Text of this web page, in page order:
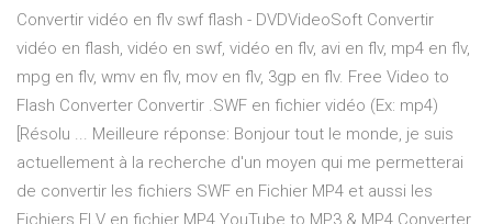
Convertir vidéo en flv swf flash - DVDVideoSoft Convertir
vidéo en flash, vidéo en swf, vidéo en flv, avi en flv, mp4 en flv,
mpg en flv, wmv en flv, mov en flv, 3gp en flv. Free Video to
Flash Converter Convertir .SWF en fichier vidéo (Ex: mp4)
[Résolu ... Meilleure réponse: Bonjour tout le monde, je suis
actuellement à la recherche d'un moyen qui me permetterai
de convertir les fichiers SWF en Fichier MP4 et aussi les